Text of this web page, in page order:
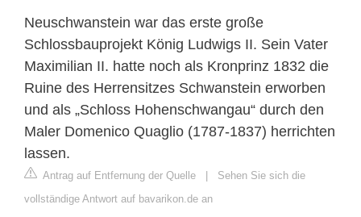
Neuschwanstein war das erste große
Schlossbauprojekt König Ludwigs II. Sein Vater
Maximilian II. hatte noch als Kronprinz 1832 die
Ruine des Herrensitzes Schwanstein erworben
und als „Schloss Hohenschwangau“ durch den
Maler Domenico Quaglio (1787-1837) herrichten
lassen.
Antrag auf Entfernung der Quelle
Sehen Sie sich die
vollständige Antwort auf bavarikon.de an